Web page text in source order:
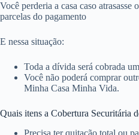
Você perderia a casa caso atrasasse
parcelas do pagamento
E nessa situação:
Toda a dívida será cobrada
Você não poderá comprar
Minha Casa Minha Vida.
Quais itens a Cobertura Securitária
Precisa ter quitação total ou